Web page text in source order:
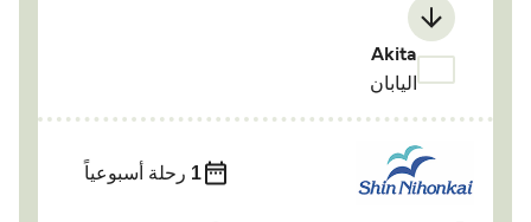
Akita
اليابان
1رحلة أسبوعياً